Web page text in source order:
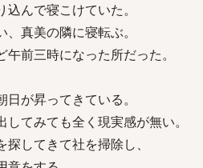
んで寝こけていた。
真美の隣に寝転ぶ。
前三時になった所だった。
が昇ってきている。
てみても全く現実感が無い。
してきて社を掃除し、